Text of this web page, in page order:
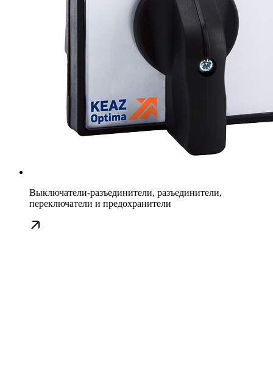
Выключатели-разъединители, разъединители,
переключатели и предохранители